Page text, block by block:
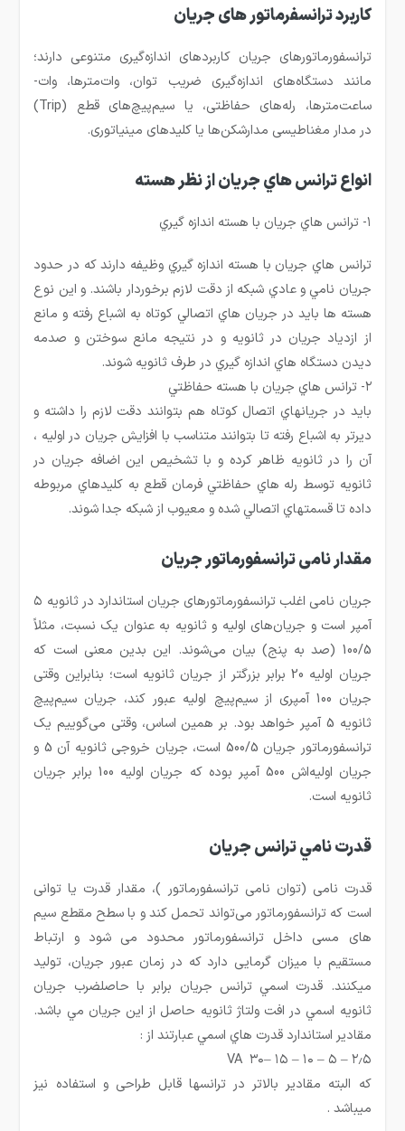
کاربرد ترانسفرماتور های جریان
ترانسفورماتورهای جریان کاربردهای اندازه‌گیری متنوعی دارند؛
مانند دستگاه‌های اندازه‌گیری ضریب توان، وات‌مترها، وات-
ساعت‌مترها، رله‌های حفاظتی، یا سیم‌پیچ‌های قطع (Trip)
در مدار مغناطیسی مدارشکن‌ها یا کلیدهای مینیاتوری.
انواع ترانس هاي جريان از نظر هسته
۱- ترانس هاي جريان با هسته اندازه گيري
ترانس هاي جريان با هسته اندازه گيري وظيفه دارند كه در حدود
جريان نامي و عادي شبكه از دقت لازم برخوردار باشند. و اين نوع
هسته ها بايد در جريان هاي اتصالي كوتاه به اشباع رفته و مانع
از ازدياد جريان در ثانويه و در نتيجه مانع سوختن و صدمه
ديدن دستگاه هاي اندازه گيري در طرف ثانويه شوند.
۲- ترانس هاي جريان با هسته حفاظتي
بايد در جريانهاي اتصال كوتاه هم بتوانند دقت لازم را داشته و
ديرتر به اشباع رفته تا بتوانند متناسب با افزايش جريان در اوليه ،
آن را در ثانويه ظاهر كرده و با تشخيص اين اضافه جريان در
ثانويه توسط رله هاي حفاظتي فرمان قطع به كليدهاي مربوطه
داده تا قسمتهاي اتصالي شده و معيوب از شبكه جدا شوند.
مقدار نامی ترانسفورماتور جریان
جریان نامی اغلب ترانسفورماتورهای جریان استاندارد در ثانویه ۵
آمپر است و جریان‌های اولیه و ثانویه به عنوان یک نسبت، مثلاً
100/5 (صد به پنج) بیان می‌شوند. این بدین معنی است که
جریان اولیه 20 برابر بزرگتر از جریان ثانویه است؛ بنابراین وقتی
جریان 100 آمپری از سیم‌پیچ اولیه عبور کند، جریان سیم‌پیچ
ثانویه 5 آمپر خواهد بود. بر همین اساس، وقتی می‌گوییم یک
ترانسفورماتور جریان 500/5 است، جریان خروجی ثانویه آن 5 و
جریان اولیه‌اش 500 آمپر بوده که جریان اولیه 100 برابر جریان
ثانویه است.
قدرت نامي ترانس جريان
قدرت نامی (توان نامی ترانسفورماتور )، مقدار قدرت یا توانی
است که ترانسفورماتور می‌تواند تحمل کند و با سطح مقطع سیم
های مسی داخل ترانسفورماتور محدود می شود و ارتباط
مستقیم با میزان گرمایی دارد که در زمان عبور جریان، تولید
می‎کنند. قدرت اسمي ترانس جريان برابر با حاصلضرب جريان
ثانويه اسمي در افت ولتاژ ثانويه حاصل از اين جريان مي باشد.
مقادير استاندارد قدرت هاي اسمي عبارتند از :
۲٫۵ – ۵ – ۱۰ – ۱۵ –۳۰ VA
که البته مقادیر بالاتر در ترانسها قابل طراحی و استفاده نیز
میباشد .